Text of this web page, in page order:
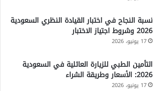
نسبة النجاح في اختبار القيادة النظري السعودية
2026 وشروط اجتياز الاختبار
17 يونيو، 2026
التأمين الطبي للزيارة العائلية في السعودية
2026: الأسعار وطريقة الشراء
17 يونيو، 2026